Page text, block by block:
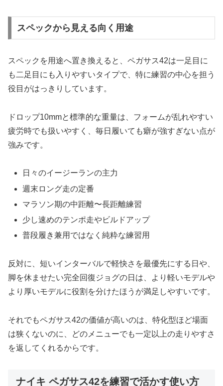
スペックから見える向く用途
スペックを用途へ置き換えると、ペガサス42は一足目に
も二足目にも入りやすいタイプで、特に練習の中心を担う
役目がはっきりしています。
ドロップ10mmと標準的な重量は、フォームが乱れやすい
疲労時でも扱いやすく、毎日履いても癖が強すぎない点が
強みです。
日々のイージーランの主力
週末ロング走の定番
マラソン期の中距離〜長距離練習
少し速めのテンポ走やビルドアップ
普段履き兼用ではなく純粋な練習用
反対に、短いインターバルで軽快さを最優先にする日や、
脚を休ませたい完全回復ジョグの日は、より軽いモデルや
より厚いモデルに役割を分けたほうが満足しやすいです。
それでもペガサス42の価値が高いのは、特化型ほど場面
は狭くないのに、どのメニューでも一定以上の走りやすさ
を返してくれるからです。
ナイキ ペガサス42を練習で活かす使い方